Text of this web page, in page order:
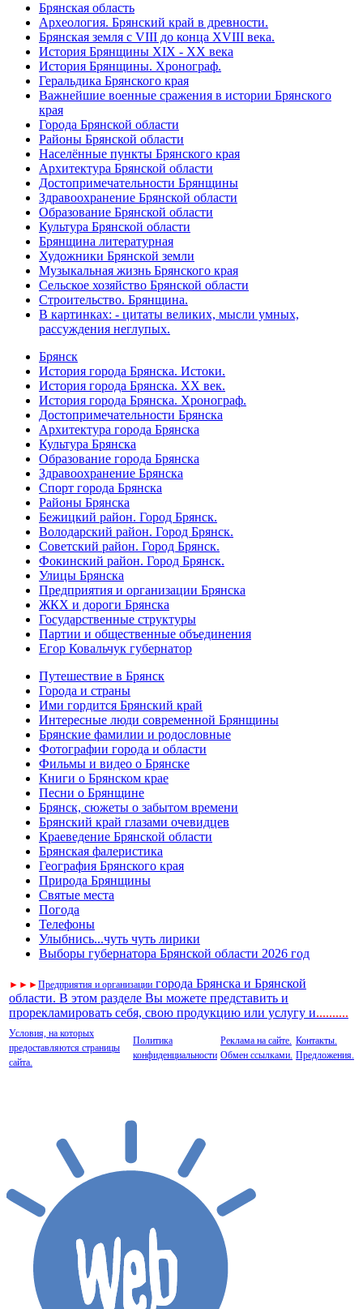
Брянская область
Археология. Брянский край в древности.
Брянская земля с VIII до конца XVIII века.
История Брянщины XIX - XX века
История Брянщины. Хронограф.
Геральдика Брянского края
Важнейшие военные сражения в истории Брянского
края
Города Брянской области
Районы Брянской области
Населённые пункты Брянского края
Архитектура Брянской области
Достопримечательности Брянщины
Здравоохранение Брянской области
Образование Брянской области
Культура Брянской области
Брянщина литературная
Художники Брянской земли
Музыкальная жизнь Брянского края
Сельское хозяйство Брянской области
Строительство. Брянщина.
В картинках: - цитаты великих, мысли умных,
рассуждения неглупых.
Брянск
История города Брянска. Истоки.
История города Брянска. XX век.
История города Брянска. Хронограф.
Достопримечательности Брянска
Архитектура города Брянска
Культура Брянска
Образование города Брянска
Здравоохранение Брянска
Спорт города Брянска
Районы Брянска
Бежицкий район. Город Брянск.
Володарский район. Город Брянск.
Советский район. Город Брянск.
Фокинский район. Город Брянск.
Улицы Брянска
Предприятия и организации Брянска
ЖКХ и дороги Брянска
Государственные структуры
Партии и общественные объединения
Егор Ковальчук губернатор
Путешествие в Брянск
Города и страны
Ими гордится Брянский край
Интересные люди современной Брянщины
Брянские фамилии и родословные
Фотографии города и области
Фильмы и видео о Брянске
Книги о Брянском крае
Песни о Брянщине
Брянск, сюжеты о забытом времени
Брянский край глазами очевидцев
Краеведение Брянской области
Брянская фалеристика
География Брянского края
Природа Брянщины
Святые места
Погода
Телефоны
Улыбнись...чуть чуть лирики
Выборы губернатора Брянской области 2026 год
► ► ►Предприятия и организации города Брянска и Брянской
области. В этом разделе Вы можете представить и
прорекламировать себя, свою продукцию или услугу и..........
Условия, на которых
предоставляются страницы
сайта.
Политика
конфиденциальности
Реклама на сайте.
Обмен ссылками.
Контакты.
Предложения.